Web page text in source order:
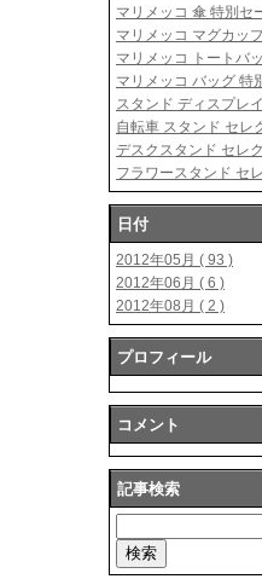
マリメッコ 傘 特別セ
マリメッコ マグカッ
マリメッコ トートバ
マリメッコ バッグ 特
スタンド ディスプレ
自転車 スタンド セレ
デスクスタンド セレ
フラワースタンド セ
日付
2012年05月 ( 93 )
2012年06月 ( 6 )
2012年08月 ( 2 )
プロフィール
コメント
記事検索